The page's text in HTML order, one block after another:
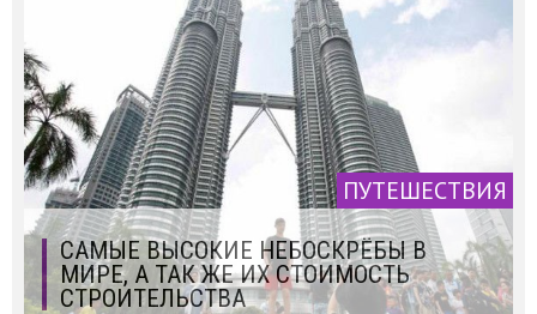
ПУТЕШЕСТВИЯ
САМЫЕ ВЫСОКИЕ НЕБОСКРЁБЫ В
МИРЕ, А ТАК ЖЕ ИХ СТОИМОСТЬ
СТРОИТЕЛЬСТВА